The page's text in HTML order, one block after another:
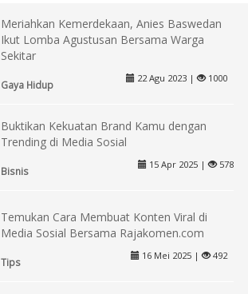
Meriahkan Kemerdekaan, Anies Baswedan
Ikut Lomba Agustusan Bersama Warga
Sekitar
Gaya Hidup
22 Agu 2023 | 1000
Buktikan Kekuatan Brand Kamu dengan
Trending di Media Sosial
Bisnis
15 Apr 2025 | 578
Temukan Cara Membuat Konten Viral di
Media Sosial Bersama Rajakomen.com
Tips
16 Mei 2025 | 492